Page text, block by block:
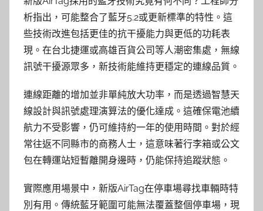
析指出，可能整合了藍牙5.2或更新標準的特性。這
些技術改進包括更佳的抗干擾能力與更低的功耗表
現。在台北捷運或高雄百貨公司等人潮密集處，無線
訊號干擾源眾多，新技術能維持更穩定的連線品質。
連線距離的增加並非單純放大功率，而是透過智慧天
線設計與訊號處理演算法的優化達成。這確保電池續
航力不受影響，仍可維持約一年的使用時間。對於經
常往返不同縣市的商務人士，這意味著行李箱或公文
包在轉運站短暫離開身邊時，仍能保持追蹤狀態。
實際應用場景中，新版AirTag在停車場尋找車輛時特
別有用。傳統藍牙範圍可能無法覆蓋整個停車場，現